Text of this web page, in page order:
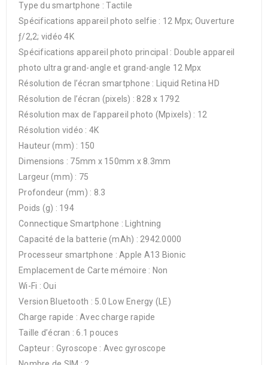
Type du smartphone : Tactile
Spécifications appareil photo selfie : 12 Mpx; Ouverture
ƒ/2,2; vidéo 4K
Spécifications appareil photo principal : Double appareil
photo ultra grand-angle et grand-angle 12 Mpx
Résolution de l’écran smartphone : Liquid Retina HD
Résolution de l’écran (pixels) : 828 x 1792
Résolution max de l’appareil photo (Mpixels) : 12
Résolution vidéo : 4K
Hauteur (mm) : 150
Dimensions : 75mm x 150mm x 8.3mm
Largeur (mm) : 75
Profondeur (mm) : 8.3
Poids (g) : 194
Connectique Smartphone : Lightning
Capacité de la batterie (mAh) : 2942.0000
Processeur smartphone : Apple A13 Bionic
Emplacement de Carte mémoire : Non
Wi-Fi : Oui
Version Bluetooth : 5.0 Low Energy (LE)
Charge rapide : Avec charge rapide
Taille d’écran : 6.1 pouces
Capteur : Gyroscope : Avec gyroscope